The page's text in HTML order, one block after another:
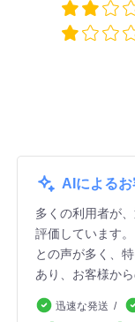
AIによる
多くの利用者が
評価しています
との声が多く、
あり、お客様か
迅速な発送